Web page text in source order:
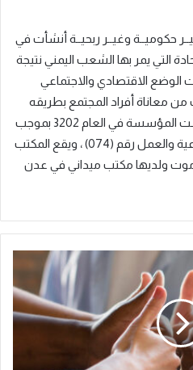
حكوميــة وغيــر ربحيــة أنشأت في
التي يمر بها الشعب اليمني نتيجة
الوضع الاقتصادي والاجتماعي
من معاناة أفراد المجتمع بطريقه
المؤسسة في العام 2023 بموجب
والعمل رقم (470) ، ويقع المكتب
ولديها مكتب ميداني في عدن